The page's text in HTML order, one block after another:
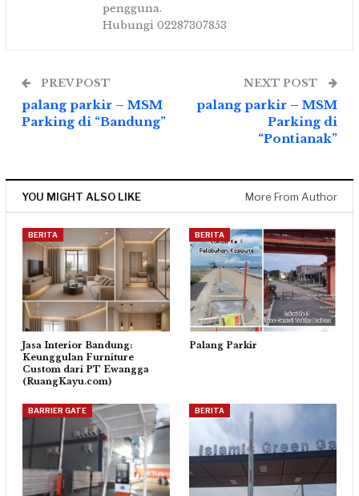
pengguna.
Hubungi 02287307853
PREV POST
palang parkir – MSM
Parking di “Bandung”
NEXT POST
palang parkir – MSM
Parking di
“Pontianak”
YOU MIGHT ALSO LIKE More From Author
BERITA
Jasa Interior Bandung:
Keunggulan Furniture
Custom dari PT Ewangga
(RuangKayu.com)
BERITA
Palang Parkir
BARRIER GATE BERITA